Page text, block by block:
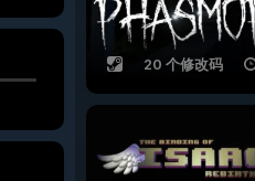
20 个修改码